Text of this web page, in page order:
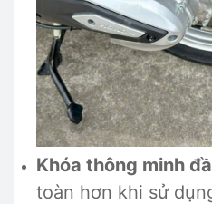
Khóa thông minh
toàn hơn khi sử